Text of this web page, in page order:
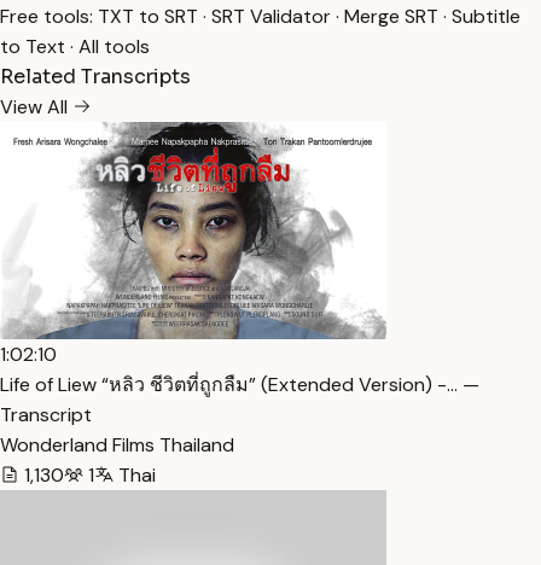
Free tools: TXT to SRT · SRT Validator· Merge SRT · Subtitle
to Text · All tools
Related Transcripts
View All
1:02:10
Life of Liew “หลิว ชีวิตที่ถูกลืม” (Extended Version) -… —
Transcript
Wonderland Films Thailand
1,130
1 Thai